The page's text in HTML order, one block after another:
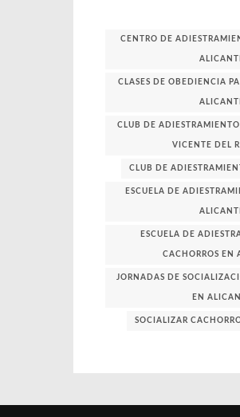
CENTRO DE
CLASES DE OBEDIENCIA
CLUB DE ADIESTRAMIENTO
VICENTE DEL
CLUB DE
ESCUELA DE
ESCUELA DE
CACHORROS EN
JORNADAS DE
EN
SOCIALIZAR